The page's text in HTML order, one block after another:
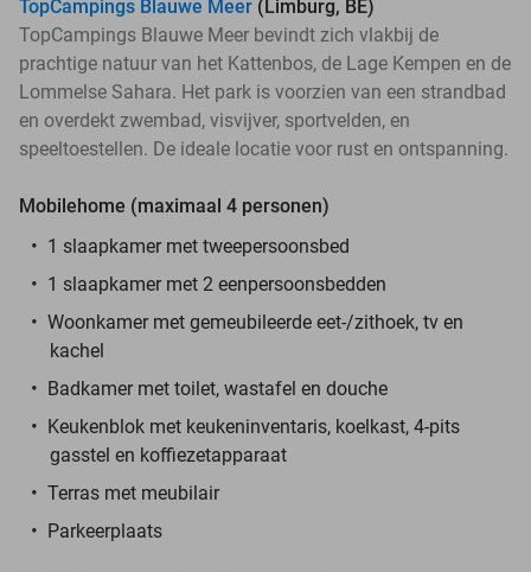
TopCampings Blauwe Meer (Limburg, BE)
TopCampings Blauwe Meer bevindt zich vlakbij de
prachtige natuur van het Kattenbos, de Lage Kempen en de
Lommelse Sahara. Het park is voorzien van een strandbad
en overdekt zwembad, visvijver, sportvelden, en
speeltoestellen. De ideale locatie voor rust en ontspanning.
Mobilehome (maximaal 4 personen)
1 slaapkamer met tweepersoonsbed
1 slaapkamer met 2 eenpersoonsbedden
Woonkamer met gemeubileerde eet-/zithoek, tv en
kachel
Badkamer met toilet, wastafel en douche
Keukenblok met keukeninventaris, koelkast, 4-pits
gasstel en koffiezetapparaat
Terras met meubilair
Parkeerplaats